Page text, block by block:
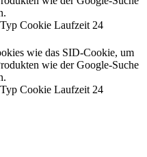
Typ Cookie Laufzeit 24
wie das SID-Cookie, um
wie der Google-Suche
Typ Cookie Laufzeit 24